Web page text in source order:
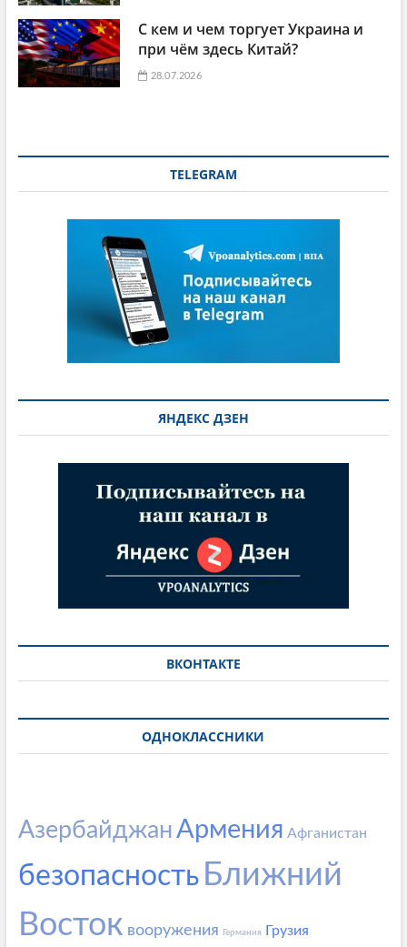
С кем и чем торгует Украина и
при чём здесь Китай?
28.07.2026
TELEGRAM
ЯНДЕКС ДЗЕН
ВКОНТАКТЕ
ОДНОКЛАССНИКИ
АзербайджанАрмения Афганистан
безопасность Ближний
Восток вооружения Германия Грузия